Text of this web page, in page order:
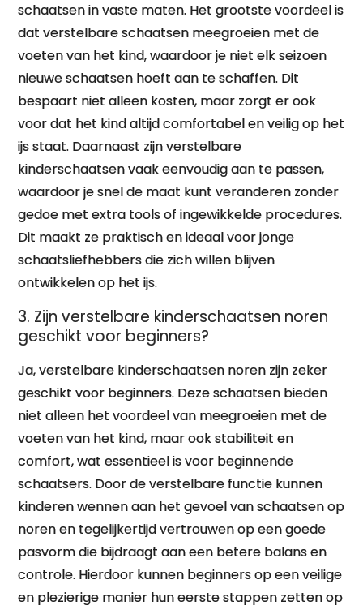
schaatsen in vaste maten. Het grootste voordeel is
dat verstelbare schaatsen meegroeien met de
voeten van het kind, waardoor je niet elk seizoen
nieuwe schaatsen hoeft aan te schaffen. Dit
bespaart niet alleen kosten, maar zorgt er ook
voor dat het kind altijd comfortabel en veilig op het
ijs staat. Daarnaast zijn verstelbare
kinderschaatsen vaak eenvoudig aan te passen,
waardoor je snel de maat kunt veranderen zonder
gedoe met extra tools of ingewikkelde procedures.
Dit maakt ze praktisch en ideaal voor jonge
schaatsliefhebbers die zich willen blijven
ontwikkelen op het ijs.
3. Zijn verstelbare kinderschaatsen noren
geschikt voor beginners?
Ja, verstelbare kinderschaatsen noren zijn zeker
geschikt voor beginners. Deze schaatsen bieden
niet alleen het voordeel van meegroeien met de
voeten van het kind, maar ook stabiliteit en
comfort, wat essentieel is voor beginnende
schaatsers. Door de verstelbare functie kunnen
kinderen wennen aan het gevoel van schaatsen op
noren en tegelijkertijd vertrouwen op een goede
pasvorm die bijdraagt aan een betere balans en
controle. Hierdoor kunnen beginners op een veilige
en plezierige manier hun eerste stappen zetten op